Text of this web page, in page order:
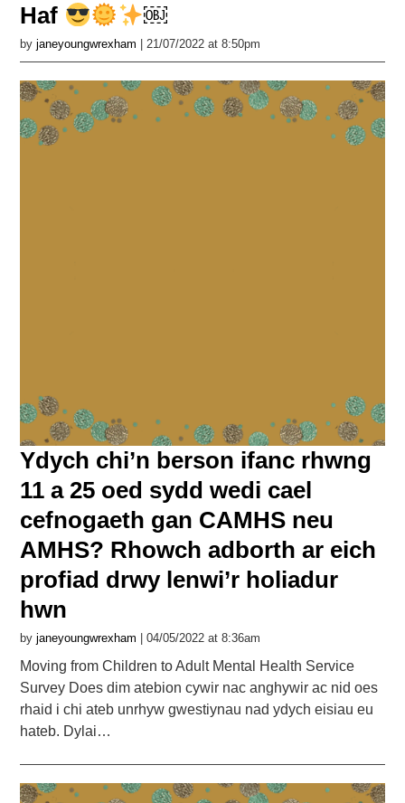
Haf
￼
byjaneyoungwrexham | 21/07/2022 at 8:50pm
Ydych chi’n berson ifanc rhwng
11 a 25 oed sydd wedi cael
cefnogaeth gan CAMHS neu
AMHS? Rhowch adborth ar eich
profiad drwy lenwi’r holiadur
hwn
byjaneyoungwrexham | 04/05/2022 at 8:36am
Moving from Children to Adult Mental Health Service
Survey Does dim atebion cywir nac anghywir ac nid oes
rhaid i chi ateb unrhyw gwestiynau nad ydych eisiau eu
hateb. Dylai…